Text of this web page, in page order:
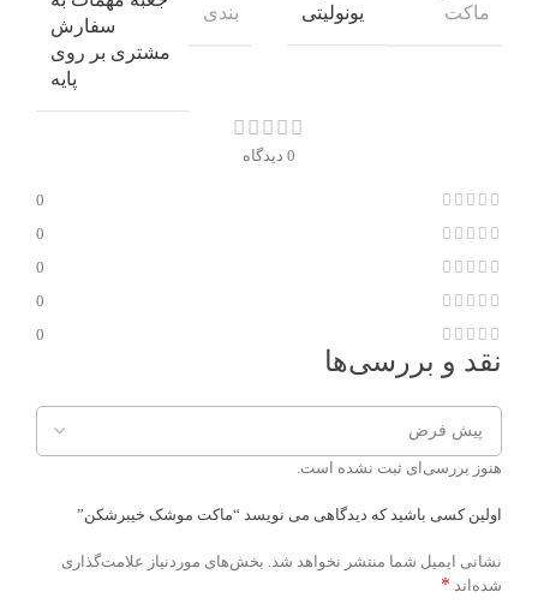
ماکت
یونولیتی
بندی
سفارش
مشتری بر روی
پایه
0 دیدگاه
0
0
0
0
0
نقد و بررسی‌ها
هنوز بررسی‌ای ثبت نشده است.
اولین کسی باشید که دیدگاهی می نویسد “ماکت موشک خیبرشکن”
نشانی ایمیل شما منتشر نخواهد شد. بخش‌های موردنیاز علامت‌گذاری
شده‌اند *